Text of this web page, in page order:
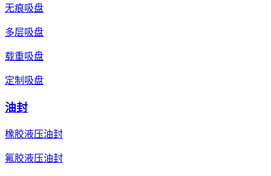
无痕吸盘
多层吸盘
载重吸盘
定制吸盘
油封
橡胶液压油封
氟胶液压油封